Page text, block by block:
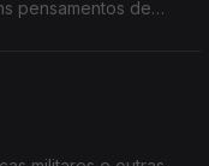
pensamentos de